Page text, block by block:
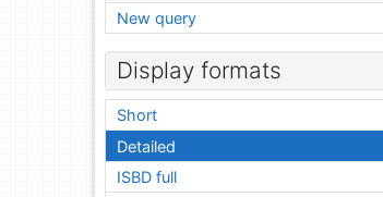
New query
Display formats
Short
Detailed
ISBD full